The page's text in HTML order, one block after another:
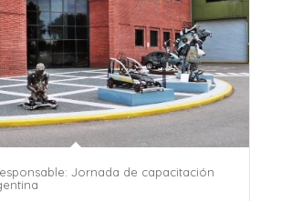
Jornada de capacitación